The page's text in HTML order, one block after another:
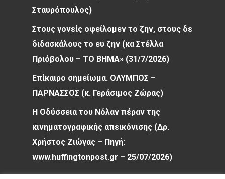
Σταυρόπουλος)
Στους γονείς οφείλομεν το ζην, στους δε
διδασκάλους το ευ ζην (κα Στέλλα
Πριόβολου – ΤΟ ΒΗΜΑ» (31/7/2026)
Επίκαιρο σημείωμα. ΟΛΥΜΠΟΣ –
ΠΑΡΝΑΣΣΟΣ (κ. Γεράσιμος Ζώρας)
Η Οδύσσεια του Νόλαν πέραν της
κινηματογραφικής απεικόνισης (Δρ.
Χρήστος Ζιώγας – Πηγή:
www.huffingtonpost.gr – 25/07/2026)